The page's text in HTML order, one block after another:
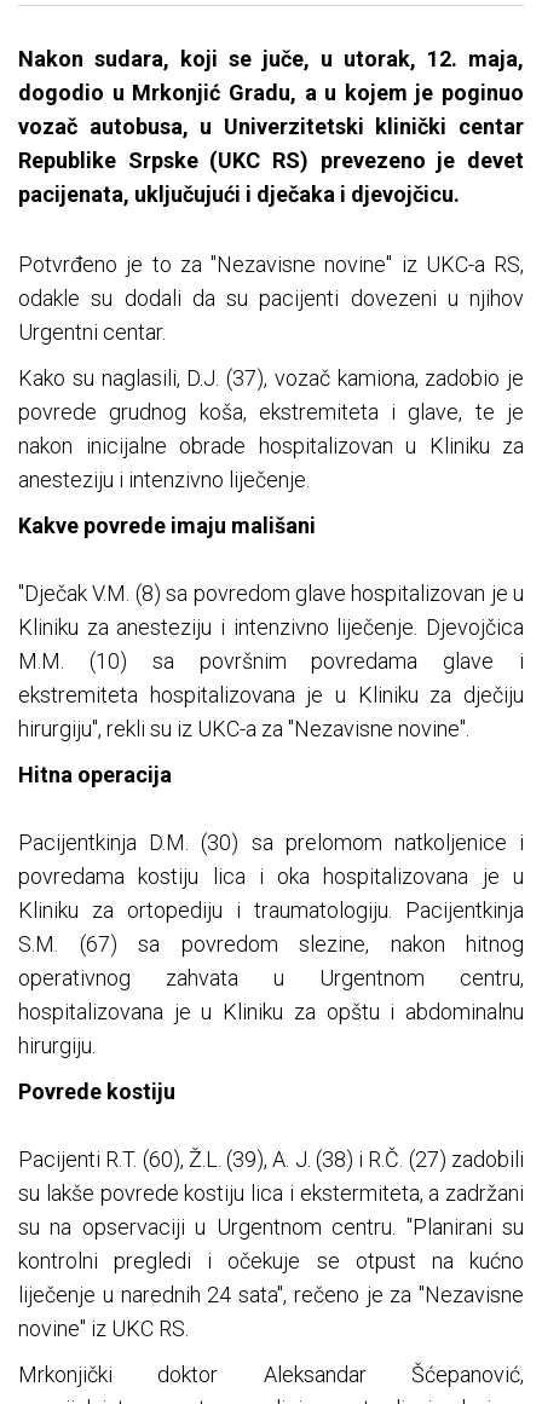
Nakon sudara, koji se juče, u utorak, 12. maja,
dogodio u Mrkonjić Gradu, a u kojem je poginuo
vozač autobusa, u Univerzitetski klinički centar
Republike Srpske (UKC RS) prevezeno je devet
pacijenata, uključujući i dječaka i djevojčicu.
Potvrđeno je to za "Nezavisne novine" iz UKC-a RS,
odakle su dodali da su pacijenti dovezeni u njihov
Urgentni centar.
Kako su naglasili, D.J. (37), vozač kamiona, zadobio je
povrede grudnog koša, ekstremiteta i glave, te je
nakon inicijalne obrade hospitalizovan u Kliniku za
anesteziju i intenzivno liječenje.
Kakve povrede imaju mališani
"Dječak V.M. (8) sa povredom glave hospitalizovan je u
Kliniku za anesteziju i intenzivno liječenje. Djevojčica
M.M. (10) sa površnim povredama glave i
ekstremiteta hospitalizovana je u Kliniku za dječiju
hirurgiju", rekli su iz UKC-a za "Nezavisne novine".
Hitna operacija
Pacijentkinja D.M. (30) sa prelomom natkoljenice i
povredama kostiju lica i oka hospitalizovana je u
Kliniku za ortopediju i traumatologiju. Pacijentkinja
S.M. (67) sa povredom slezine, nakon hitnog
operativnog zahvata u Urgentnom centru,
hospitalizovana je u Kliniku za opštu i abdominalnu
hirurgiju.
Povrede kostiju
Pacijenti R.T. (60), Ž.L. (39), A. J. (38) i R.Č. (27) zadobili
su lakše povrede kostiju lica i ekstermiteta, a zadržani
su na opservaciji u Urgentnom centru. "Planirani su
kontrolni pregledi i očekuje se otpust na kućno
liječenje u narednih 24 sata", rečeno je za "Nezavisne
novine" iz UKC RS.
Mrkonjički doktor Aleksandar Šćepanović,